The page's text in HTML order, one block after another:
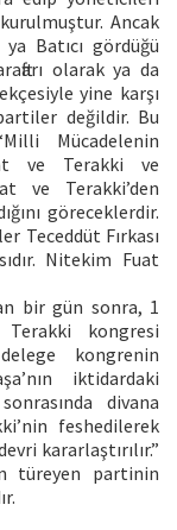
Ancak
Batıcı gördüğü
olarak ya da
yine karşı
değildir. Bu
Mücadelenin
ve Terakki ve
ve Terakki’den
göreceklerdir.
Teceddüt Fırkası
Nitekim Fuat
bir gün sonra, 1
kongresi
kongrenin
iktidardaki
divana
feshedilerek
kararlaştırılır.”
türeyen partinin